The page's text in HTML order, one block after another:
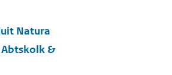
Natura
&